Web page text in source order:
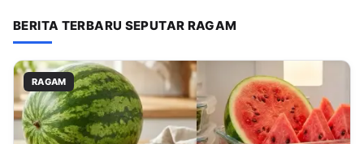
BERITA TERBARU SEPUTAR RAGAM
RAGAM